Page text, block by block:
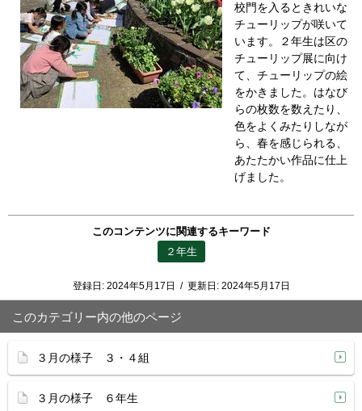
校門を入るときれいな
チューリップが咲いて
います。２年生は区の
チューリップ展に向け
て、チューリップの絵
をかきました。はなび
らの枚数を数えたり、
色をよくみたりしなが
ら、春を感じられる、
あたたかい作品に仕上
げました。
このコンテンツに関連するキーワード
２年生
登録日: 2024年5月17日 / 更新日: 2024年5月17日
このカテゴリー内の他のページ
３月の様子 ３・４組
３月の様子 ６年生